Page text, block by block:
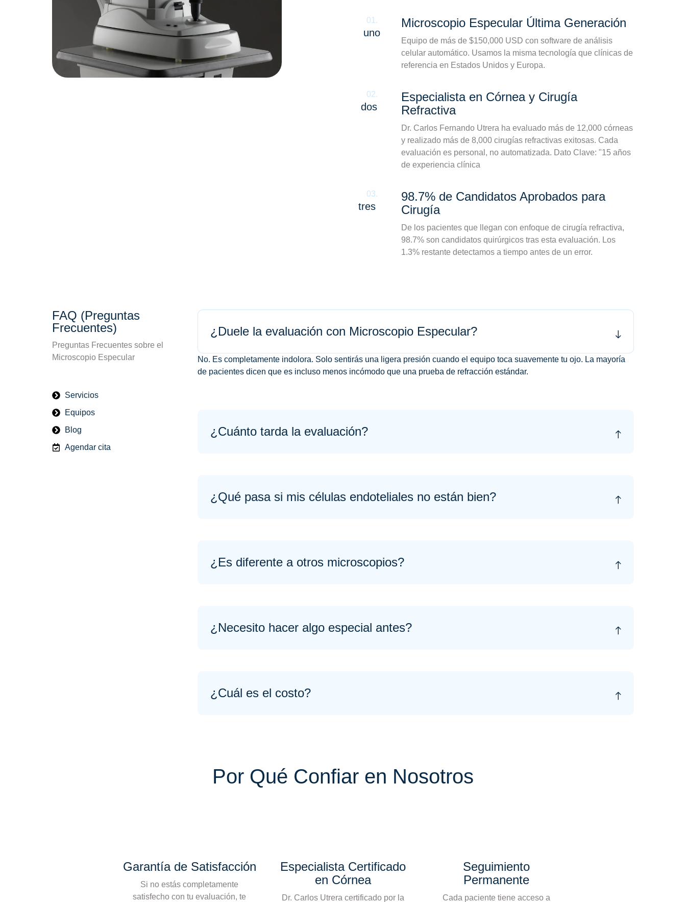
01.
uno
Microscopio Especular Última Generación
Equipo de más de $150,000 USD con software de análisis
celular automático. Usamos la misma tecnología que clínicas de
referencia en Estados Unidos y Europa.
02.
dos
Especialista en Córnea y Cirugía
Refractiva
Dr. Carlos Fernando Utrera ha evaluado más de 12,000 córneas
y realizado más de 8,000 cirugías refractivas exitosas. Cada
evaluación es personal, no automatizada. Dato Clave: "15 años
de experiencia clínica
03.
tres
98.7% de Candidatos Aprobados para
Cirugía
De los pacientes que llegan con enfoque de cirugía refractiva,
98.7% son candidatos quirúrgicos tras esta evaluación. Los
1.3% restante detectamos a tiempo antes de un error.
FAQ (Preguntas
Frecuentes)
Preguntas Frecuentes sobre el
Microscopio Especular
Servicios
Equipos
Blog
Agendar cita
¿Duele la evaluación con Microscopio Especular?
No. Es completamente indolora. Solo sentirás una ligera presión cuando el equipo toca suavemente tu ojo. La mayoría
de pacientes dicen que es incluso menos incómodo que una prueba de refracción estándar.
¿Cuánto tarda la evaluación?
¿Qué pasa si mis células endoteliales no están bien?
¿Es diferente a otros microscopios?
¿Necesito hacer algo especial antes?
¿Cuál es el costo?
Por Qué Confiar en Nosotros
Garantía de Satisfacción
Si no estás completamente
satisfecho con tu evaluación, te
Especialista Certificado
en Córnea
Dr. Carlos Utrera certificado por la
Seguimiento
Permanente
Cada paciente tiene acceso a